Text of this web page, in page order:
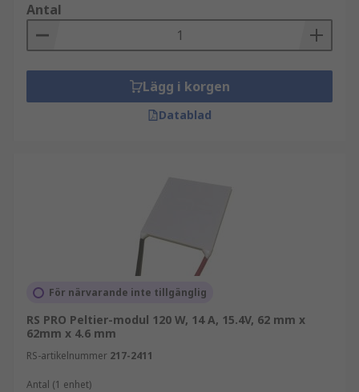
Antal
Lägg i korgen
Datablad
För närvarande inte tillgänglig
RS PRO Peltier-modul 120 W, 14 A, 15.4V, 62 mm x
62mm x 4.6 mm
RS-artikelnummer 217-2411
Antal (1 enhet)